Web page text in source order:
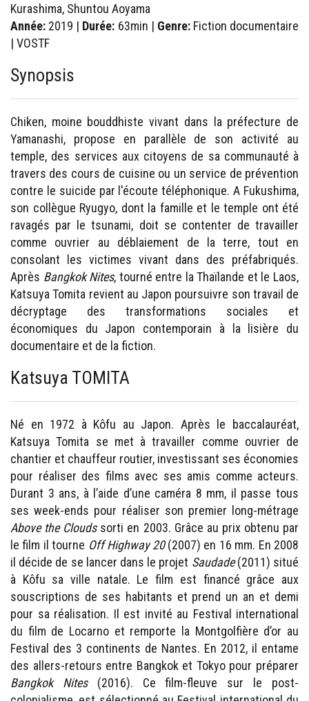
Kurashima, Shuntou Aoyama
Année: 2019 | Durée: 63min | Genre:Fiction documentaire
| VOSTF
Synopsis
Chiken, moine bouddhiste vivant dans la préfecture de
Yamanashi, propose en parallèle de son activité au
temple, des services aux citoyens de sa communauté à
travers des cours de cuisine ou un service de prévention
contre le suicide par l'écoute téléphonique. A Fukushima,
son collègue Ryugyo, dont la famille et le temple ont été
ravagés par le tsunami, doit se contenter de travailler
comme ouvrier au déblaiement de la terre, tout en
consolant les victimes vivant dans des préfabriqués.
Après Bangkok Nites, tourné entre la Thaïlande et le Laos,
Katsuya Tomita revient au Japon poursuivre son travail de
décryptage des transformations sociales et
économiques du Japon contemporain à la lisière du
documentaire et de la fiction.
Katsuya TOMITA
Né en 1972 à Kôfu au Japon. Après le baccalauréat,
Katsuya Tomita se met à travailler comme ouvrier de
chantier et chauffeur routier, investissant ses économies
pour réaliser des films avec ses amis comme acteurs.
Durant 3 ans, à l’aide d’une caméra 8 mm, il passe tous
ses week-ends pour réaliser son premier long-métrage
Above the Cloudssorti en 2003. Grâce au prix obtenu par
le film il tourne Off Highway 20(2007) en 16 mm. En 2008
il décide de se lancer dans le projet Saudade(2011) situé
à Kôfu sa ville natale. Le film est financé grâce aux
souscriptions de ses habitants et prend un an et demi
pour sa réalisation. Il est invité au Festival international
du film de Locarno et remporte la Montgolfière d’or au
Festival des 3 continents de Nantes. En 2012, il entame
des allers-retours entre Bangkok et Tokyo pour préparer
Bangkok Nites (2016). Ce film-fleuve sur le post-